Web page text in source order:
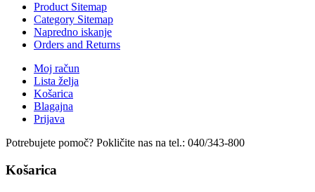
Product Sitemap
Category Sitemap
Napredno iskanje
Orders and Returns
Moj račun
Lista želja
Košarica
Blagajna
Prijava
Potrebujete pomoč? Pokličite nas na tel.: 040/343-800
Košarica